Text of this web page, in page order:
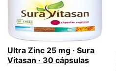
Ultra Zinc 25 mg · Sura
Vitasan · 30 cápsulas